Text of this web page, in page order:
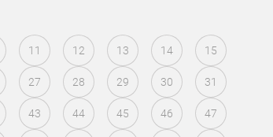
11 12 13 14 15
27 28 29 30 31
43 44 45 46 47